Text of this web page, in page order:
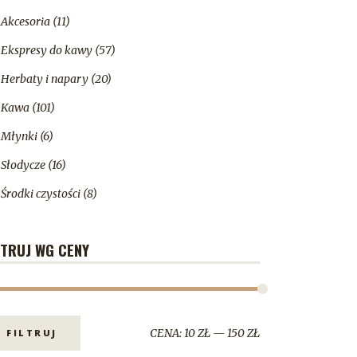
Akcesoria (11)
Ekspresy do kawy (57)
Herbaty i napary (20)
Kawa (101)
Młynki (6)
Słodycze (16)
Środki czystości (8)
WG CENY
FILTRUJ CENA:10 ZŁ— 150 ZŁ